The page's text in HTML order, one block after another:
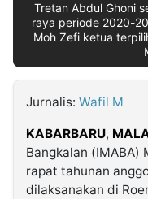
Kabarbaru.co
2026
Tretan Abdul Ghoni
raya periode 2020-
Moh Zefi ketua
Jurnalis: Wafil M
KABARBARU,
Bangkalan (IMABA)
rapat tahunan
dilaksanakan di